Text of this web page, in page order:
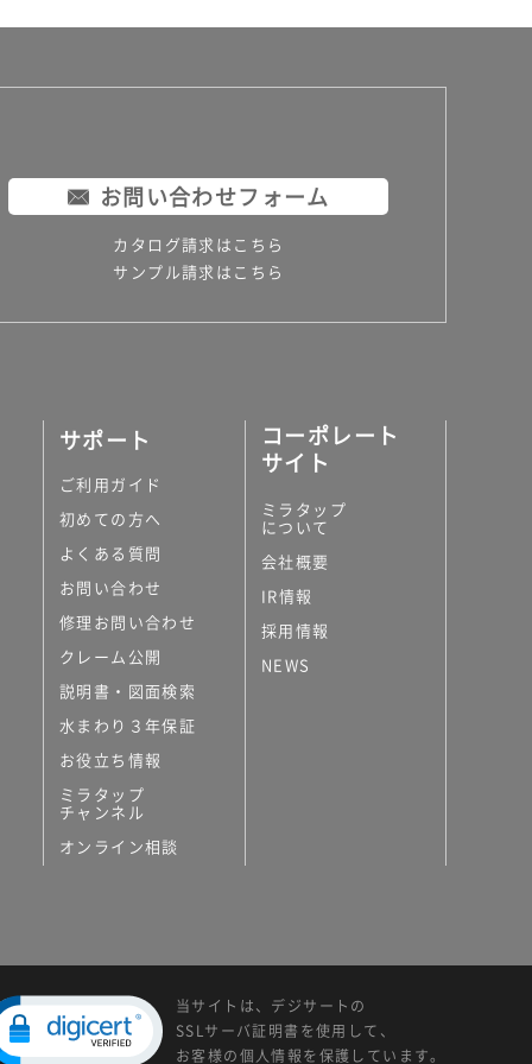
お問い合わせフォーム
カタログ請求はこちら
サンプル請求はこちら
サポート
ご利用ガイド
初めての方へ
よくある質問
お問い合わせ
修理お問い合わせ
クレーム公開
説明書・図面検索
水まわり３年保証
お役立ち情報
ミラタップ
チャンネル
オンライン相談
コーポレート
サイト
ミラタップ
について
会社概要
IR情報
採用情報
NEWS
当サイトは、デジサートの
SSLサーバ証明書を使用して、
お客様の個人情報を保護しています。